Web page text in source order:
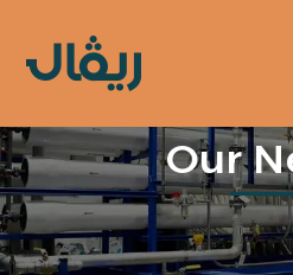
Our